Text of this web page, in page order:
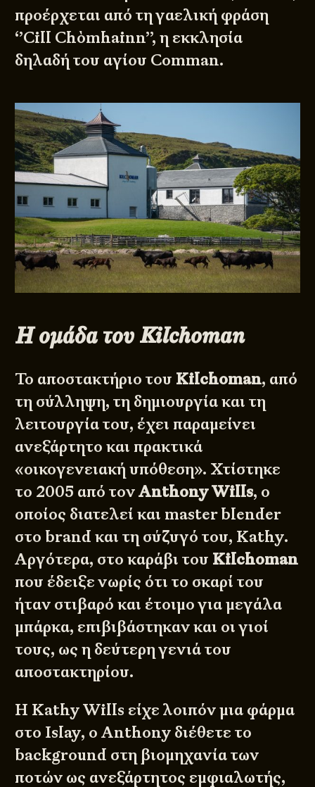
προέρχεται από τη γαελική φράση
‘’Cill Chòmhainn’’, η εκκλησία
δηλαδή του αγίου Comman.
Η ομάδα του Kilchoman
Το αποστακτήριο του Kilchoman, από
τη σύλληψη, τη δημιουργία και τη
λειτουργία του, έχει παραμείνει
ανεξάρτητο και πρακτικά
«οικογενειακή υπόθεση». Χτίστηκε
το 2005 από τονAnthony Wills, ο
οποίος διατελεί και master blender
στο brand και τη σύζυγό του, Kathy.
Αργότερα, στο καράβι του Kilchoman
που έδειξε νωρίς ότι το σκαρί του
ήταν στιβαρό και έτοιμο για μεγάλα
μπάρκα, επιβιβάστηκαν και οι γιοί
τους, ως η δεύτερη γενιά του
αποστακτηρίου.
Η Kathy Wills είχε λοιπόν μια φάρμα
στο Islay, ο Anthony διέθετε το
background στη βιομηχανία των
ποτών ως ανεξάρτητος εμφιαλωτής,